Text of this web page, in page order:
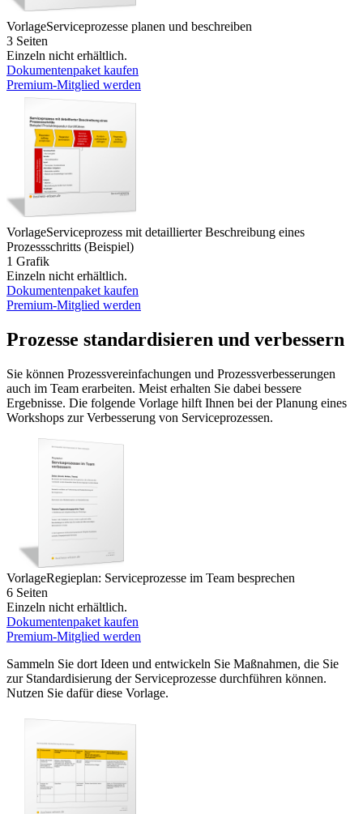
VorlageServiceprozesse planen und beschreiben
3 Seiten
Einzeln nicht erhältlich.
Dokumentenpaket kaufen
Premium-Mitglied werden
VorlageServiceprozess mit detaillierter Beschreibung eines
Prozessschritts (Beispiel)
1 Grafik
Einzeln nicht erhältlich.
Dokumentenpaket kaufen
Premium-Mitglied werden
Prozesse standardisieren und verbessern
Sie können Prozessvereinfachungen und Prozessverbesserungen
auch im Team erarbeiten. Meist erhalten Sie dabei bessere
Ergebnisse. Die folgende Vorlage hilft Ihnen bei der Planung eines
Workshops zur Verbesserung von Serviceprozessen.
VorlageRegieplan: Serviceprozesse im Team besprechen
6 Seiten
Einzeln nicht erhältlich.
Dokumentenpaket kaufen
Premium-Mitglied werden
Sammeln Sie dort Ideen und entwickeln Sie Maßnahmen, die Sie
zur Standardisierung der Serviceprozesse durchführen können.
Nutzen Sie dafür diese Vorlage.